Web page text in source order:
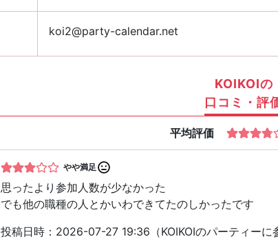
koi2@party-calendar.net
KOIKOIの
口コミ・評
平均評価
やや満足
思ったより参加人数が少なかった
でも他の職種の人とかいわできてたのしかったです
投稿日時：2026-07-27 19:36（KOIKOIのパーティーに